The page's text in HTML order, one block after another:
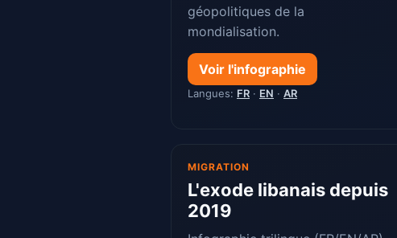
géopolitiques de la
mondialisation.
Voir l'infographie
Langues: FR · EN · AR
MIGRATION
L'exode libanais depuis
2019